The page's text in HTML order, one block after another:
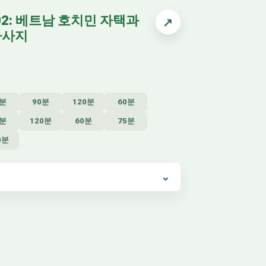
↗
베트남 호치민 자택과
지
90분 120분 60분
120분 60분 75분